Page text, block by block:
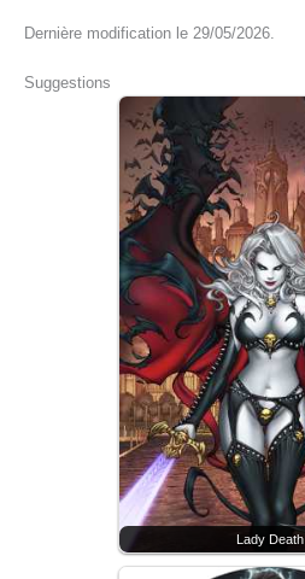
Dernière modification le 29/05/2026.
Suggestions
Lady Death